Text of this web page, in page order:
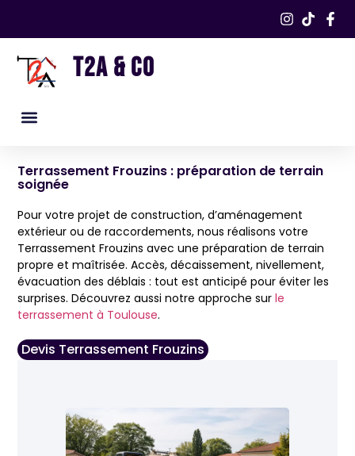
T2A & CO
Terrassement Frouzins : préparation de terrain
soignée
Pour votre projet de construction, d’aménagement
extérieur ou de raccordements, nous réalisons votre
Terrassement Frouzins avec une préparation de terrain
propre et maîtrisée. Accès, décaissement, nivellement,
évacuation des déblais : tout est anticipé pour éviter les
surprises. Découvrez aussi notre approche surle
terrassement à Toulouse.
Devis Terrassement Frouzins